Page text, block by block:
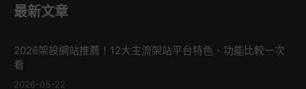
最新文章
2026架設網站推薦！12大主流架站平台特色、功能比較一次
看
2026-05-22